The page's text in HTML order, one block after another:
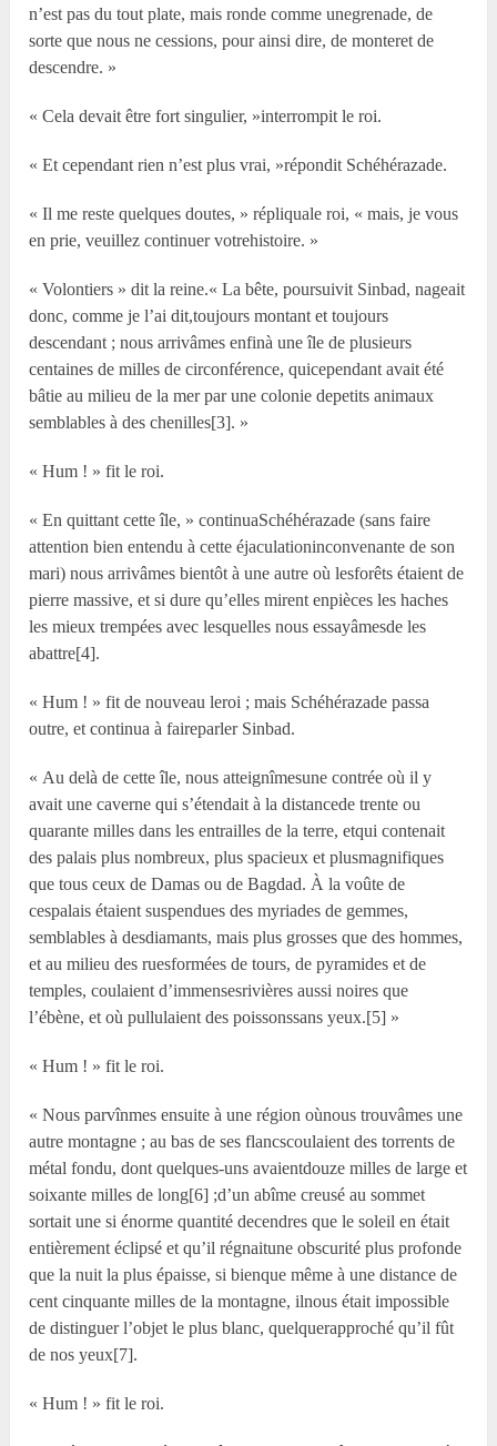
n’est pas du tout plate, mais ronde comme unegrenade, de
sorte que nous ne cessions, pour ainsi dire, de monteret de
descendre. »
« Cela devait être fort singulier, »interrompit le roi.
« Et cependant rien n’est plus vrai, »répondit Schéhérazade.
« Il me reste quelques doutes, » répliquale roi, « mais, je vous
en prie, veuillez continuer votrehistoire. »
« Volontiers » dit la reine.« La bête, poursuivit Sinbad, nageait
donc, comme je l’ai dit,toujours montant et toujours
descendant ; nous arrivâmes enfinà une île de plusieurs
centaines de milles de circonférence, quicependant avait été
bâtie au milieu de la mer par une colonie depetits animaux
semblables à des chenilles[3]. »
« Hum ! » fit le roi.
« En quittant cette île, » continuaSchéhérazade (sans faire
attention bien entendu à cette éjaculationinconvenante de son
mari) nous arrivâmes bientôt à une autre où lesforêts étaient de
pierre massive, et si dure qu’elles mirent enpièces les haches
les mieux trempées avec lesquelles nous essayâmesde les
abattre[4].
« Hum ! » fit de nouveau leroi ; mais Schéhérazade passa
outre, et continua à faireparler Sinbad.
« Au delà de cette île, nous atteignîmesune contrée où il y
avait une caverne qui s’étendait à la distancede trente ou
quarante milles dans les entrailles de la terre, etqui contenait
des palais plus nombreux, plus spacieux et plusmagnifiques
que tous ceux de Damas ou de Bagdad. À la voûte de
cespalais étaient suspendues des myriades de gemmes,
semblables à desdiamants, mais plus grosses que des hommes,
et au milieu des ruesformées de tours, de pyramides et de
temples, coulaient d’immensesrivières aussi noires que
l’ébène, et où pullulaient des poissonssans yeux.[5] »
« Hum ! » fit le roi.
« Nous parvînmes ensuite à une région oùnous trouvâmes une
autre montagne ; au bas de ses flancscoulaient des torrents de
métal fondu, dont quelques-uns avaientdouze milles de large et
soixante milles de long[6] ;d’un abîme creusé au sommet
sortait une si énorme quantité decendres que le soleil en était
entièrement éclipsé et qu’il régnaitune obscurité plus profonde
que la nuit la plus épaisse, si bienque même à une distance de
cent cinquante milles de la montagne, ilnous était impossible
de distinguer l’objet le plus blanc, quelquerapproché qu’il fût
de nos yeux[7].
« Hum ! » fit le roi.